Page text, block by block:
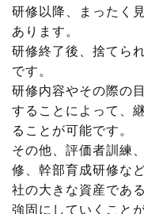
研修以降、まったく
あります。
研修終了後、捨てら
です。
研修内容やその際の
することによって、
ることが可能です。
その他、評価者訓練
修、幹部育成研修な
社の大きな資産であ
強固にしていくこと